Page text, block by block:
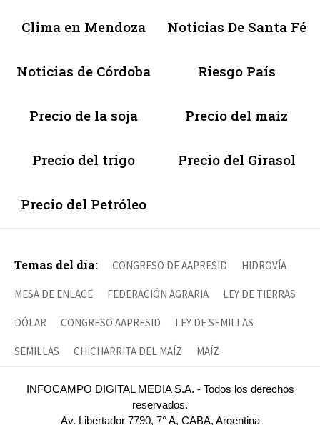
Clima en Mendoza Noticias De Santa Fé
Noticias de Córdoba Riesgo País
Precio de la soja Precio del maíz
Precio del trigo Precio del Girasol
Precio del Petróleo
Temas del día: CONGRESO DE AAPRESID HIDROVÍA
MESA DE ENLACE FEDERACIÓN AGRARIA LEY DE TIERRAS
DÓLAR CONGRESO AAPRESID LEY DE SEMILLAS
SEMILLAS CHICHARRITA DEL MAÍZ MAÍZ
INFOCAMPO DIGITAL MEDIA S.A. - Todos los derechos
reservados.
Av. Libertador 7790, 7° A, CABA, Argentina